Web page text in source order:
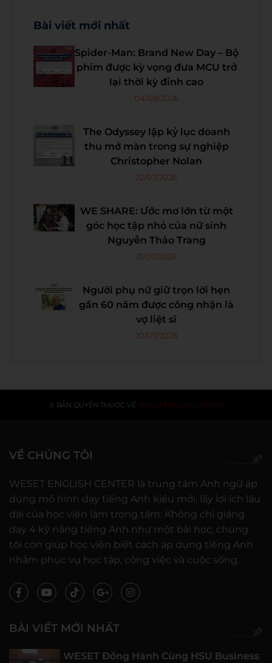
Bài viết mới nhất
Spider-Man: Brand New Day – Bộ
phim được kỳ vọng đưa MCU trở
lại thời kỳ đỉnh cao
04/08/2026
The Odyssey lập kỷ lục doanh
thu mở màn trong sự nghiệp
Christopher Nolan
22/07/2026
WE SHARE: Ước mơ lớn từ một
góc học tập nhỏ của nữ sinh
Nguyễn Thảo Trang
21/07/2026
Người phụ nữ giữ trọn lời hẹn
gần 60 năm được công nhận là
vợ liệt sĩ
20/07/2026
© BẢN QUYỀN THUỘC VỀ WESET ENGLISH CENTER
VỀ CHÚNG TÔI
WESET ENGLISH CENTER là trung tâm Anh ngữ áp
dụng mô hình dạy tiếng Anh kiểu mới, lấy lợi ích lâu
dài của học viên làm trọng tâm: Không chỉ giảng
dạy 4 kỹ năng tiếng Anh như một bài học, chúng
tôi còn giúp học viên biết cách áp dụng tiếng Anh
nhằm phục vụ học tập, công việc và cuộc sống.
BÀI VIẾT MỚI NHẤT
WESET Đồng Hành Cùng HSU Business